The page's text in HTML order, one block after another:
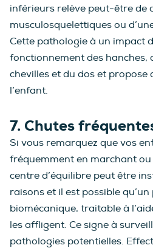
inférieurs relève peut-être de
musculosquelettiques ou
Cette pathologie à un impact
fonctionnement des hanches,
chevilles et du dos et propose
l’enfant.
7. Chutes
Si vous remarquez que vos
fréquemment en marchant
centre d’équilibre peut être
raisons et il est possible
biomécanique, traitable à
les affligent. Ce signe à
pathologies potentielles.